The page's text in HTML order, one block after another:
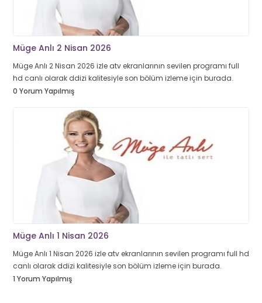
Müge Anlı 2 Nisan 2026
Müge Anlı 2 Nisan 2026 izle atv ekranlarının sevilen programı full
hd canlı olarak ddizi kalitesiyle son bölüm izleme için burada.
0 Yorum Yapılmış
Müge Anlı 1 Nisan 2026
Müge Anlı 1 Nisan 2026 izle atv ekranlarının sevilen programı full hd
canlı olarak ddizi kalitesiyle son bölüm izleme için burada.
1 Yorum Yapılmış